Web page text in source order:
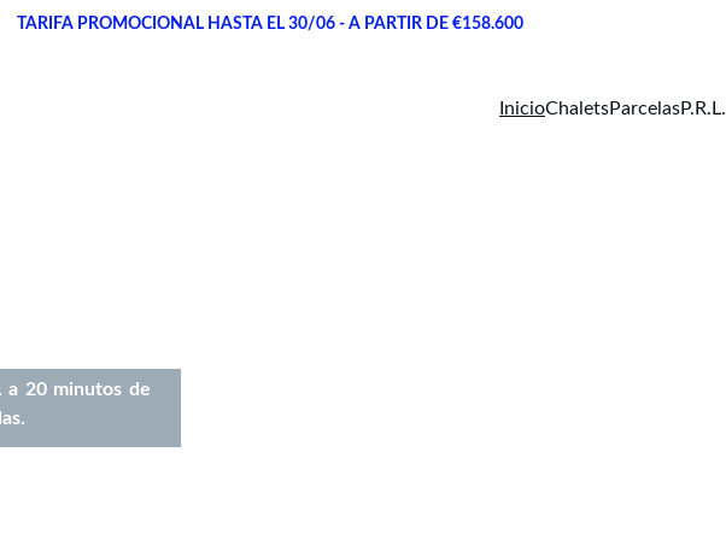
TARIFA PROMOCIONAL HASTA EL 30/06 - A PARTIR DE €158.600
InicioChaletsParcelasP.R.L.
a 20 minutos de